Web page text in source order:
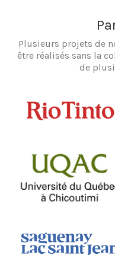
Plusieurs projets de
être réalisés sans la
de